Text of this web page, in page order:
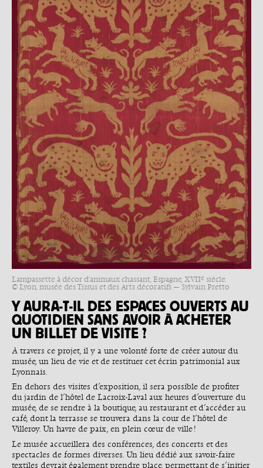
Lampassette à décor d'animaux chassant, Espagne, XVIIe siècle.
© Lyon, musée des Tissus et des Arts décoratifs — Sylvain Pretto
Y AURA-T-IL DES ESPACES OUVERTS AU
QUOTIDIEN SANS AVOIR À ACHETER
UN BILLET DE VISITE ?
À travers ce projet, il y a une volonté forte de créer autour du
musée, un lieu de vie et de restituer cet écrin patrimonial aux
Lyonnais.
En dehors des visites d’exposition, il sera possible de profiter
du jardin de l’hôtel de Lacroix-Laval aux heures d’ouverture du
musée, de se rendre à la boutique, au restaurant et d’accéder au
café, dont la terrasse se trouvera dans la cour de l’hôtel de
Villeroy. Un havre de paix, en plein cœur de ville !
Le musée accueillera des conférences, des concerts et des
spectacles de formes diverses. Un lieu dédié aux savoir-faire
textiles devrait également prendre place, permettant de s’initier